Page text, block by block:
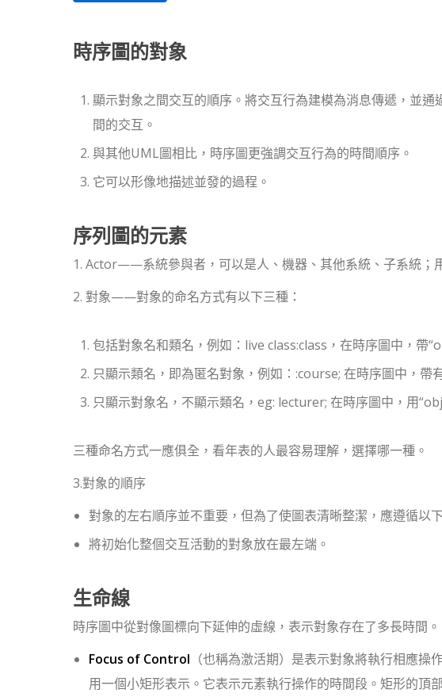
時序圖的對象
顯示對象之間交互的順序。將交互行為建模為消息傳遞，並
間的交互。
與其他UML圖相比，時序圖更強調交互行為的時間順序。
它可以形像地描述並發的過程。
序列圖的元素
1. Actor——系統參與者，可以是人、機器、其他系統、子系統；
2. 對象——對象的命名方式有以下三種：
包括對象名和類名，例如：live class:class，在時序圖中，帶
只顯示類名，即為匿名對象，例如：:course; 在時序圖中，帶有
只顯示對象名，不顯示類名，eg: lecturer; 在時序圖中，用
三種命名方式一應俱全，看年表的人最容易理解，選擇哪一種。
3.對象的順序
對象的左右順序並不重要，但為了使圖表清晰整潔，應遵循以
將初始化整個交互活動的對象放在最左端。
生命線
時序圖中從對像圖標向下延伸的虛線，表示對象存在了多長時間。
Focus of Control （也稱為激活期）是表示對象將執行相應
用一個小矩形表示。它表示元素執行操作的時間段。矩形的頂